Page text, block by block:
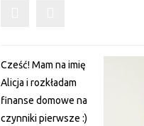
Cześć! Mam na imię
Alicja i rozkładam
finanse domowe na
czynniki pierwsze :)